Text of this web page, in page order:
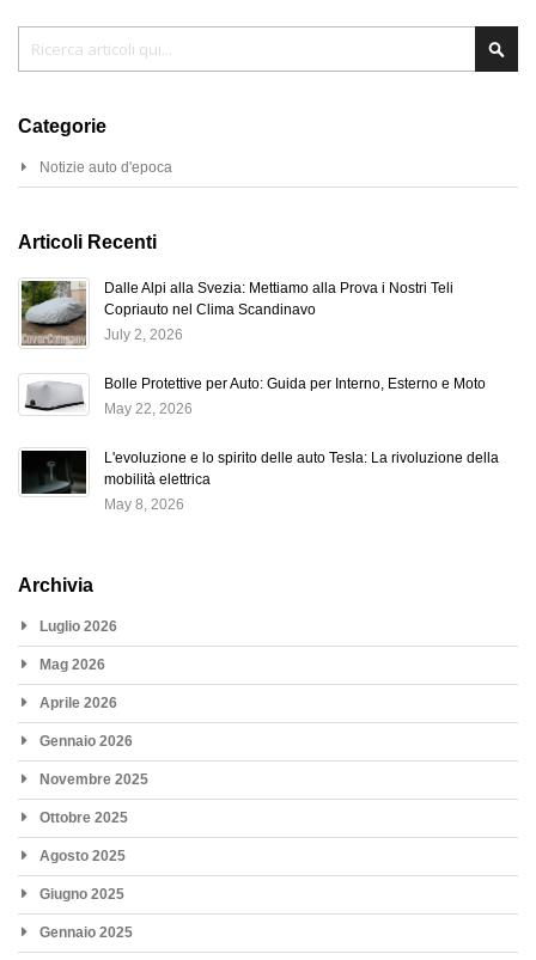
Categorie
Notizie auto d'epoca
Articoli Recenti
Dalle Alpi alla Svezia: Mettiamo alla Prova i Nostri Teli
Copriauto nel Clima Scandinavo
July 2, 2026
Bolle Protettive per Auto: Guida per Interno, Esterno e Moto
May 22, 2026
L'evoluzione e lo spirito delle auto Tesla: La rivoluzione della
mobilità elettrica
May 8, 2026
Archivia
Luglio 2026
Mag 2026
Aprile 2026
Gennaio 2026
Novembre 2025
Ottobre 2025
Agosto 2025
Giugno 2025
Gennaio 2025